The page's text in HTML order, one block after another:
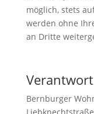
möglich, stets
werden ohne
an Dritte
Bernburger